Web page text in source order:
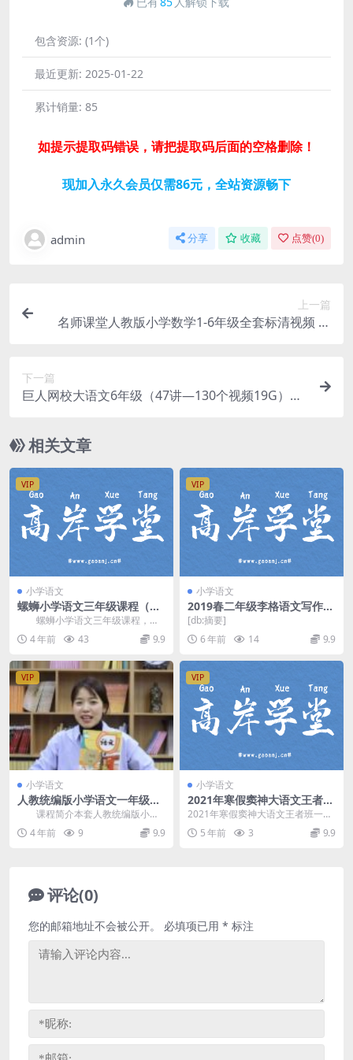
包含资源: (1个)
最近更新: 2025-01-22
累计销量: 85
如提示提取码错误，请把提取码后面的空格删除！
现加入永久会员仅需86元，全站资源畅下
admin 分享 收藏 点赞(0)
上一篇
名师课堂人教版小学数学1-6年级全套标清视频 百
下一篇
巨人网校大语文6年级（47讲—130个视频19G）百
相关文章
VIP
小学语文
螺蛳小学语文三年级课程（完
结）百度网盘分享
螺蛳小学语文三年级课程，完
结版百度网盘分享小学语文课程1.7
1G高清视频。 ...
4 年前 43 9.9
VIP
小学语文
2019春二年级李格语文写作学
霸班高途（超清压缩完结）百
度网盘
[db:摘要]
6 年前
14 9.9
VIP
小学语文
人教统编版小学语文一年级下
册教学视频网课(含试卷)百度
网盘下载
课程简介本套人教统编版小学
语文一年级下册教学视频网课，为
教材同步学习课程(版...
4 年前 9 9.9
VIP
小学语文
2021年寒假窦神大语文王者班
一年级（9.08G高清视频）
（完结）百度网盘
2021年寒假窦神大语文王者班一年
级，完结版百度网盘9.08G高清视
频。资源目录...
5 年前 3 9.9
评论(0)
您的邮箱地址不会被公开。 必填项已用 * 标注